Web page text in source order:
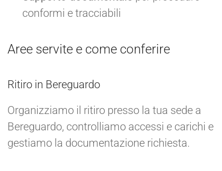
conformi e tracciabili
Aree servite e come conferire
Ritiro in Bereguardo
Organizziamo il ritiro presso la tua sede a
Bereguardo, controlliamo accessi e carichi e
gestiamo la documentazione richiesta.